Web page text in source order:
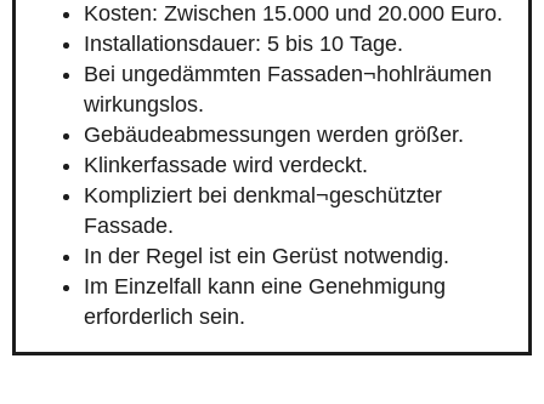
Kosten: Zwischen 15.000 und 20.000 Euro.
Installationsdauer: 5 bis 10 Tage.
Bei ungedämmten Fassaden¬hohlräumen
wirkungslos.
Gebäudeabmessungen werden größer.
Klinkerfassade wird verdeckt.
Kompliziert bei denkmal¬geschützter
Fassade.
In der Regel ist ein Gerüst notwendig.
Im Einzelfall kann eine Genehmigung
erforderlich sein.